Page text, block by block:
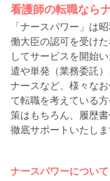
看護師の転職なら
「ナースパワー」は
働大臣の認可を受け
してサービスを開始
遣や単発（業務委託
ナースなど、様々な
て転職を考えている
策はもちろん、履歴
徹底サポートいたしま
ナースパワーについて